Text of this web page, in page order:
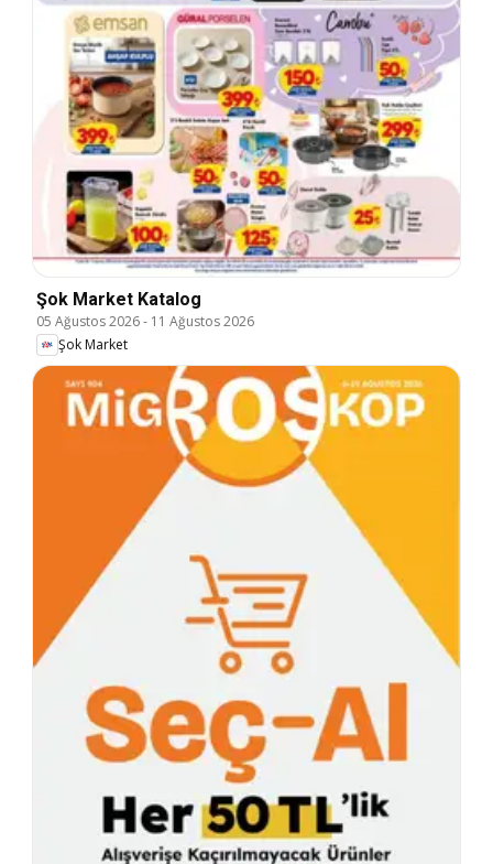
Şok Market Katalog
05 Ağustos 2026- 11 Ağustos 2026
Şok Market